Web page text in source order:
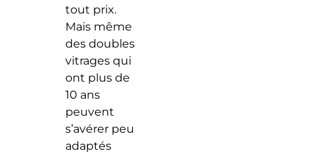
tout prix.
Mais même
des doubles
vitrages qui
ont plus de
10 ans
peuvent
s’avérer peu
adaptés